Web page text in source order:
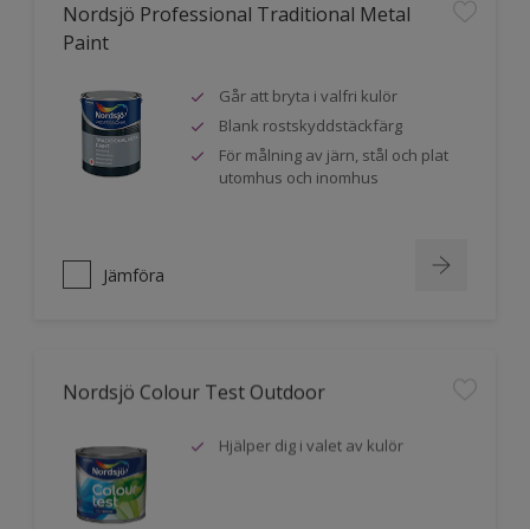
Nordsjö Professional Traditional Metal
Paint
Går att bryta i valfri kulör
Blank rostskyddstäckfärg
För målning av järn, stål och plat
utomhus och inomhus
Jämföra
Nordsjö Colour Test Outdoor
Hjälper dig i valet av kulör